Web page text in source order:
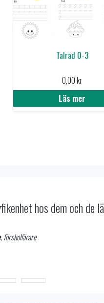
Talrad 0-3
0,00kr
Läs mer
– det är så enkelt att